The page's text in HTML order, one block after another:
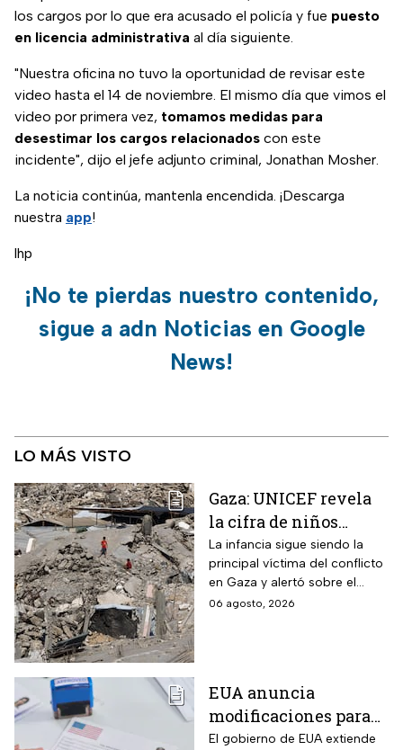
los cargos por lo que era acusado el policía y fue puesto
en licencia administrativa al día siguiente.
"Nuestra oficina no tuvo la oportunidad de revisar este
video hasta el 14 de noviembre. El mismo día que vimos el
video por primera vez, tomamos medidas para
desestimar los cargos relacionados con este
incidente", dijo el jefe adjunto criminal, Jonathan Mosher.
La noticia continúa, mantenla encendida. ¡Descarga
nuestra app!
lhp
¡No te pierdas nuestro contenido,
sigue a adn Noticias en Google
News!
LO MÁS VISTO
Gaza: UNICEF revela
la cifra de niños
muertos tras alto al
fuego
La infancia sigue siendo la
principal víctima del conflicto
en Gaza y alertó sobre el
aumento de menores
06 agosto, 2026
EUA anuncia
modificaciones para
el trámite de la visa:
El gobierno de EUA extiende